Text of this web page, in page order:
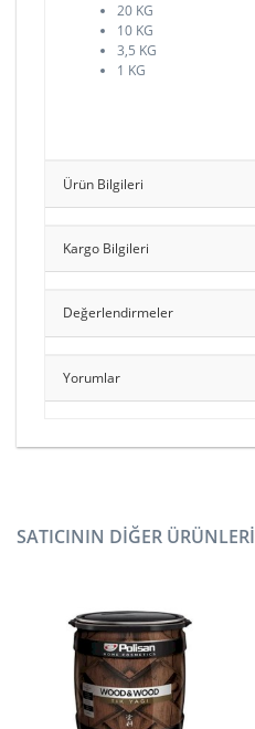
20 KG
10 KG
3,5 KG
1 KG
Ürün Bilgileri
Kargo Bilgileri
Değerlendirmeler
Yorumlar
SATICININ DIĞER ÜRÜNLERI